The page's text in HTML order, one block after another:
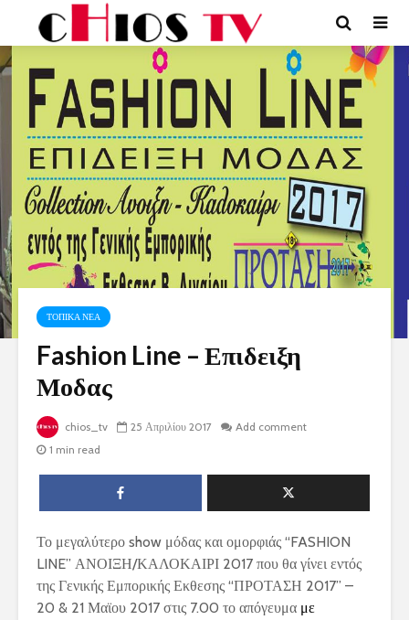
ΤΟΠΙΚΑ ΝΕΑ
Fashion Line – Επιδειξη
Μοδας
chios_tv 25 Απριλίου 2017
Add comment
1 min read
Το μεγαλύτερο show μόδας και ομορφιάς “FASHION
LINE” ΑΝΟΙΞΗ/ΚΑΛΟΚΑΙΡΙ 2017 που θα γίνει εντός
της Γενικής Εμπορικής Εκθεσης “ΠΡΟΤΑΣΗ 2017” –
20 & 21 Μαϊου 2017 στις 7.00 το απόγευμα με